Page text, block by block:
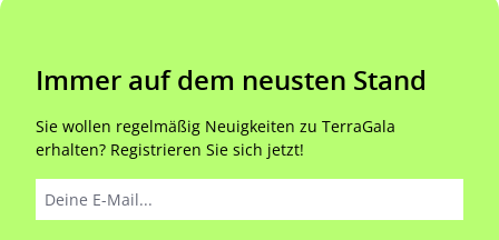
Immer auf dem neusten Stand
Sie wollen regelmäßig Neuigkeiten zu TerraGala
erhalten? Registrieren Sie sich jetzt!